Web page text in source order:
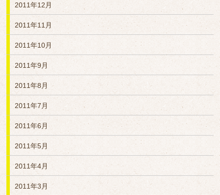
2011年12月
2011年11月
2011年10月
2011年9月
2011年8月
2011年7月
2011年6月
2011年5月
2011年4月
2011年3月